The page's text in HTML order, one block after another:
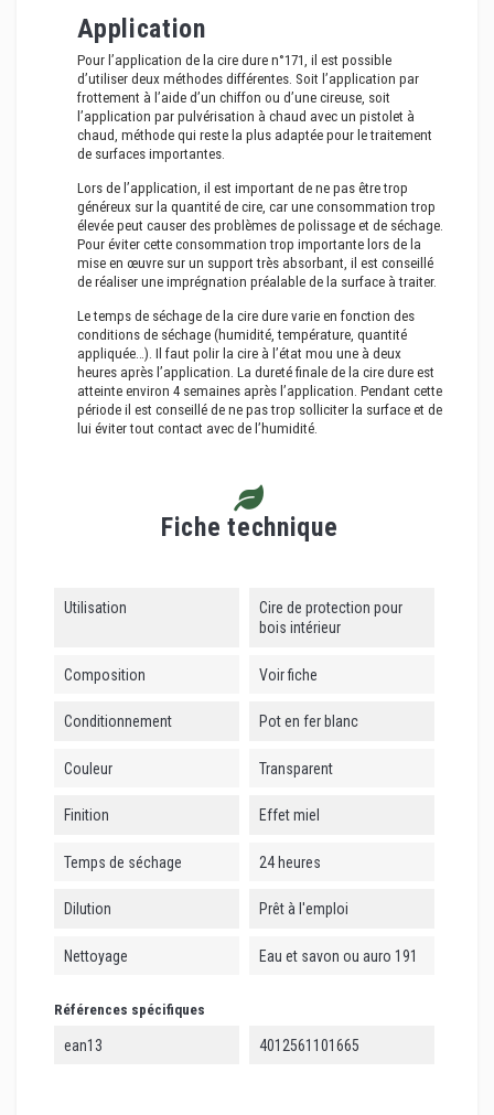
Application
Pour l’application de la cire dure n°171, il est possible
d’utiliser deux méthodes différentes. Soit l’application par
frottement à l’aide d’un chiffon ou d’une cireuse, soit
l’application par pulvérisation à chaud avec un pistolet à
chaud, méthode qui reste la plus adaptée pour le traitement
de surfaces importantes.
Lors de l’application, il est important de ne pas être trop
généreux sur la quantité de cire, car une consommation trop
élevée peut causer des problèmes de polissage et de séchage.
Pour éviter cette consommation trop importante lors de la
mise en œuvre sur un support très absorbant, il est conseillé
de réaliser une imprégnation préalable de la surface à traiter.
Le temps de séchage de la cire dure varie en fonction des
conditions de séchage (humidité, température, quantité
appliquée…). Il faut polir la cire à l’état mou une à deux
heures après l’application. La dureté finale de la cire dure est
atteinte environ 4 semaines après l’application. Pendant cette
période il est conseillé de ne pas trop solliciter la surface et de
lui éviter tout contact avec de l’humidité.
Fiche technique
Utilisation
Cire de protection pour
bois intérieur
Composition Voir fiche
Conditionnement Pot en fer blanc
Couleur Transparent
Finition Effet miel
Temps de séchage 24 heures
Dilution Prêt à l'emploi
Nettoyage Eau et savon ou auro 191
Références spécifiques
ean13 4012561101665